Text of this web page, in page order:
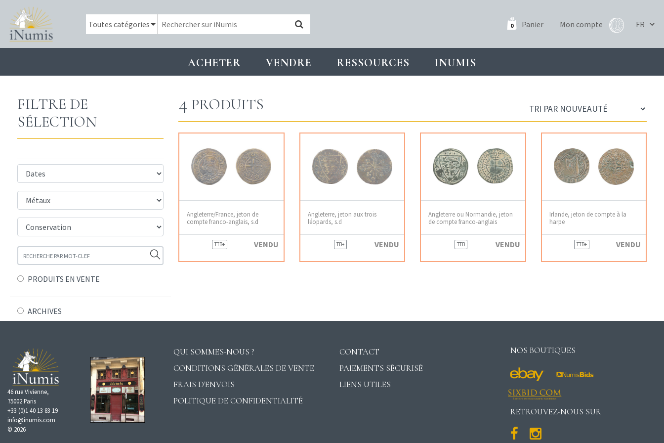
0 Panier Mon compte
ACHETER VENDRE RESSOURCES INUMIS
FILTRE DE
SÉLECTION
PRODUITS EN VENTE
ARCHIVES
4 PRODUITS
Angleterre/France, jeton de
compte franco-anglais, s.d
TTB+ VENDU
Angleterre, jeton aux trois
léopards, s.d
TB+ VENDU
Angleterre ou Normandie, jeton
de compte franco-anglais
TTB VENDU
Irlande, jeton de compte à la
harpe
TTB+ VENDU
46 rue Vivienne,
75002 Paris
+33 (0)1 40 13 83 19
info@inumis.com
© 2026
QUI SOMMES-NOUS ?
CONDITIONS GÉNÉRALES DE VENTE
FRAIS D'ENVOIS
POLITIQUE DE CONFIDENTIALITÉ
CONTACT
PAIEMENTS SÉCURISÉ
LIENS UTILES
NOS BOUTIQUES
RETROUVEZ-NOUS SUR